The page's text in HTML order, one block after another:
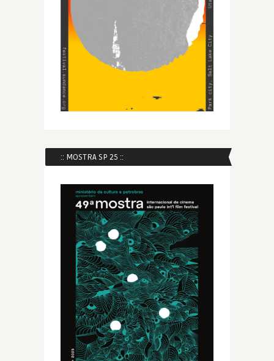
:: MOSTRA SP 25 ::